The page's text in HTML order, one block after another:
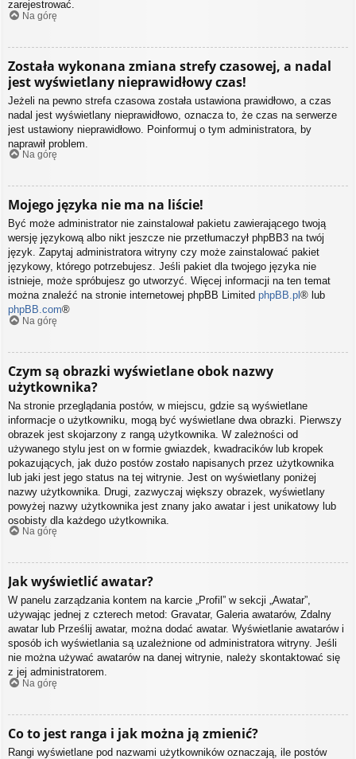
zarejestrować.
Na górę
Została wykonana zmiana strefy czasowej, a nadal
jest wyświetlany nieprawidłowy czas!
Jeżeli na pewno strefa czasowa została ustawiona prawidłowo, a czas
nadal jest wyświetlany nieprawidłowo, oznacza to, że czas na serwerze
jest ustawiony nieprawidłowo. Poinformuj o tym administratora, by
naprawił problem.
Na górę
Mojego języka nie ma na liście!
Być może administrator nie zainstalował pakietu zawierającego twoją
wersję językową albo nikt jeszcze nie przetłumaczył phpBB3 na twój
język. Zapytaj administratora witryny czy może zainstalować pakiet
językowy, którego potrzebujesz. Jeśli pakiet dla twojego języka nie
istnieje, może spróbujesz go utworzyć. Więcej informacji na ten temat
można znaleźć na stronie internetowej phpBB Limited phpBB.pl ® lub
phpBB.com®
Na górę
Czym są obrazki wyświetlane obok nazwy
użytkownika?
Na stronie przeglądania postów, w miejscu, gdzie są wyświetlane
informacje o użytkowniku, mogą być wyświetlane dwa obrazki. Pierwszy
obrazek jest skojarzony z rangą użytkownika. W zależności od
używanego stylu jest on w formie gwiazdek, kwadracików lub kropek
pokazujących, jak dużo postów zostało napisanych przez użytkownika
lub jaki jest jego status na tej witrynie. Jest on wyświetlany poniżej
nazwy użytkownika. Drugi, zazwyczaj większy obrazek, wyświetlany
powyżej nazwy użytkownika jest znany jako awatar i jest unikatowy lub
osobisty dla każdego użytkownika.
Na górę
Jak wyświetlić awatar?
W panelu zarządzania kontem na karcie „Profil” w sekcji „Awatar”,
używając jednej z czterech metod: Gravatar, Galeria awatarów, Zdalny
awatar lub Prześlij awatar, można dodać awatar. Wyświetlanie awatarów i
sposób ich wyświetlania są uzależnione od administratora witryny. Jeśli
nie można używać awatarów na danej witrynie, należy skontaktować się
z jej administratorem.
Na górę
Co to jest ranga i jak można ją zmienić?
Rangi wyświetlane pod nazwami użytkowników oznaczają, ile postów